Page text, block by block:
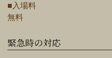
■入場料
無料
緊急時の対応